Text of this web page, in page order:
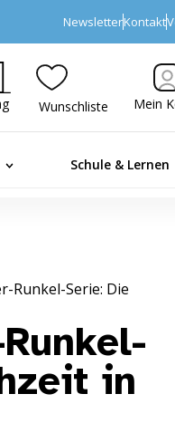
NewsletterKontakt
Wunschliste Mein
Schule & Lernen
Runkel-Serie: Die
in